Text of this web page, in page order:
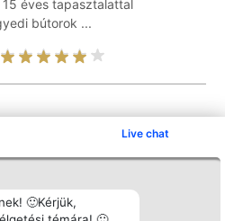
Live chat
🙂Kérjük,
éves tapasztalattal
bútorok ...
Áruház
közelében,
egyik legnagyobb